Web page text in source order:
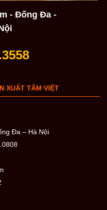
- Đống Đa -
XUẤT TÂM VIỆT
Đa – Hà Nội